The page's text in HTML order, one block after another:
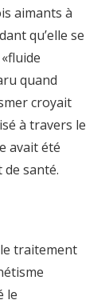
aimants à
qu’elle se
quand
croyait
à travers le
avait été
santé.
traitement
le